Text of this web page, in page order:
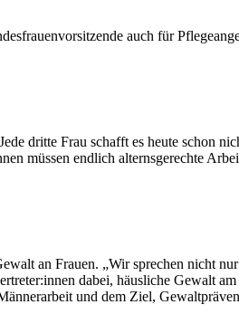
auch für
dritte Frau schafft es heute schon
müssen endlich alternsgerechte
an Frauen. „Wir sprechen nicht
dabei, häusliche Gewalt
und dem Ziel,